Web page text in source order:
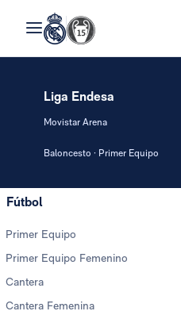
Liga Endesa
Movistar Arena
Baloncesto · Primer Equipo
Fútbol
Primer Equipo
Primer Equipo Femenino
Cantera
Cantera Femenina